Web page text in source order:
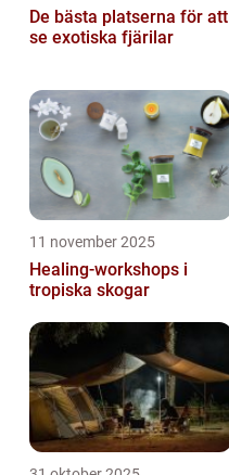
De bästa platserna för att
se exotiska fjärilar
11 november 2025
Healing-workshops i
tropiska skogar